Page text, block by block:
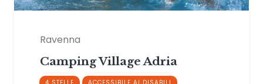
Ravenna
Camping Village Adria